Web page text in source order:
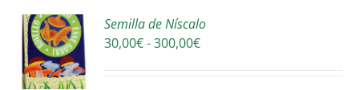
Semilla de Níscalo
30,00€-300,00€Rango